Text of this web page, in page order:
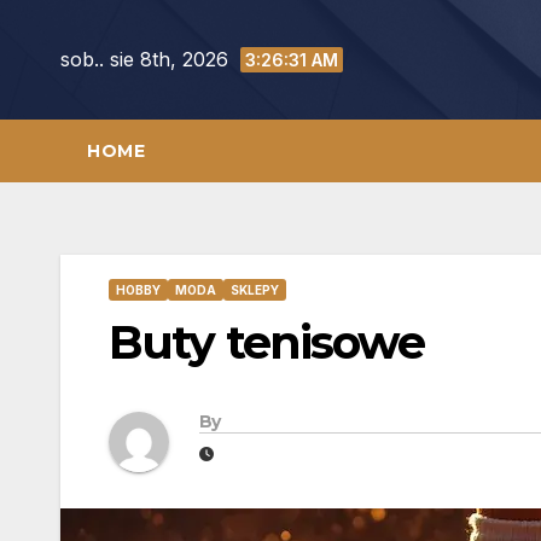
sob.. sie 8th, 2026 3:26:32 AM
HOME
HOBBY MODA SKLEPY
Buty tenisowe
By